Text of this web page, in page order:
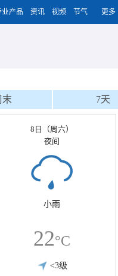
业产品 资讯 视频 节气 更多
末 7天
8日（周六）
夜间
小雨
22°C
<3级